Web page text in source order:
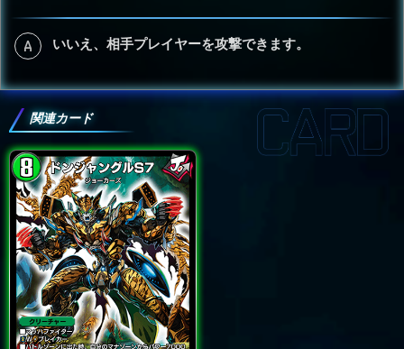
いいえ、相手プレイヤーを攻撃できます。
関連カード